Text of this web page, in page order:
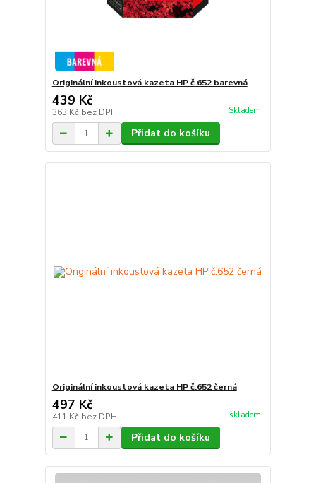
Originální inkoustová kazeta HP č.652 barevná
439 Kč
363 Kč bez DPH Skladem
Přidat do košíku
Originální inkoustová kazeta HP č.652 černá
497 Kč
411 Kč bez DPH skladem
Přidat do košíku